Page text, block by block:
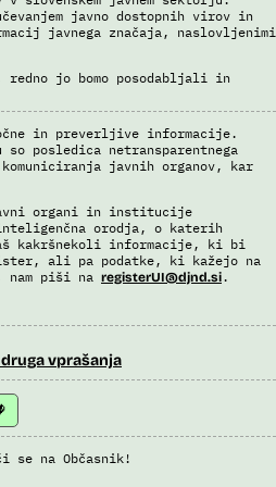
javno dostopnih virov in
javnega značaja, naslovljenimi
redno jo bomo posodabljali in
in preverljive informacije.
posledica netransparentnega
javnih organov, kar
organi in institucije
orodja, o katerih
kakršnekoli informacije, ki bi
ali pa podatke, ki kažejo na
nam piši na registerUI@djnd.si.
vprašanja
se na Občasnik!